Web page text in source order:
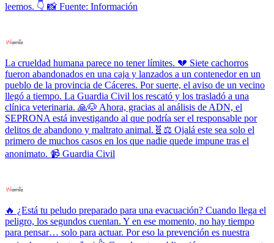
leemos. 👇 📸 Fuente: Información
La crueldad humana parece no tener límites. 💔 Siete cachorros
fueron abandonados en una caja y lanzados a un contenedor en un
pueblo de la provincia de Cáceres. Por suerte, el aviso de un vecino
llegó a tiempo. La Guardia Civil los rescató y los trasladó a una
clínica veterinaria. 🙏🐶 Ahora, gracias al análisis de ADN, el
SEPRONA está investigando al que podría ser el responsable por
delitos de abandono y maltrato animal.🧬⚖️ Ojalá este sea solo el
primero de muchos casos en los que nadie quede impune tras el
anonimato. 📹 Guardia Civil
🔥 ¿Está tu peludo preparado para una evacuación? Cuando llega el
peligro, los segundos cuentan. Y en ese momento, no hay tiempo
para pensar… solo para actuar. Por eso la prevención es nuestra